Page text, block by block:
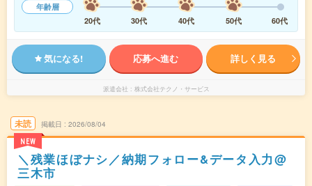
年齢層
20代
30代 40代 50代 60代
気になる! 応募へ進む 詳しく見る
派遣会社 株式会社テクノ・サービス
未読
NEW
掲載日 2026/08/04
＼残業ほぼナシ／納期フォロー&データ入力@
三木市